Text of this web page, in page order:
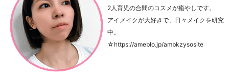
2人育児の合間のコスメが癒やしです。
アイメイクが大好きで、日々メイクを研究
中。
☆https://ameblo.jp/ambkzysosite